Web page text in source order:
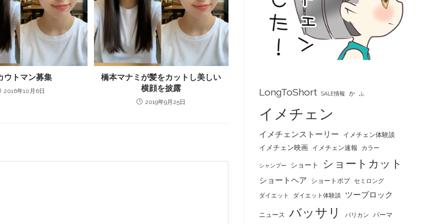
ウトマン募集
2016年10月6日
橋本マナミが髪をカットし美しい
横顔を披露
2019年9月25日
LongToShort SALE情報 か ふ
イメチェン
イメチェンストーリー イメチェン体験談
イメチェン映画 イメチェン速報 カラー
シャンプー ショート ショートカット
ショートヘア ショートボブ セミロング
ダイエット ダイエット体験談 ツーブロック
ニュース バッサリ バリカン パーマ